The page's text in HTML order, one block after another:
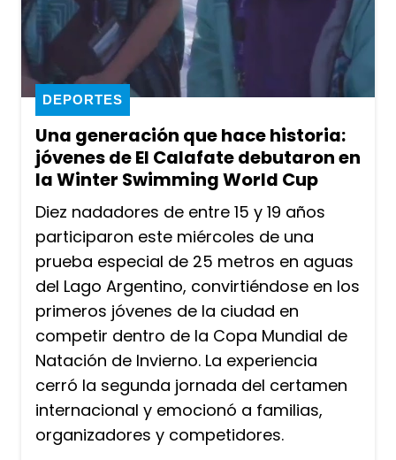
Una generación que hace historia:
jóvenes de El Calafate debutaron en
la Winter Swimming World Cup
DEPORTES
Diez nadadores de entre 15 y 19 años
participaron este miércoles de una
prueba especial de 25 metros en aguas
del Lago Argentino, convirtiéndose en los
primeros jóvenes de la ciudad en
competir dentro de la Copa Mundial de
Natación de Invierno. La experiencia
cerró la segunda jornada del certamen
internacional y emocionó a familias,
organizadores y competidores.